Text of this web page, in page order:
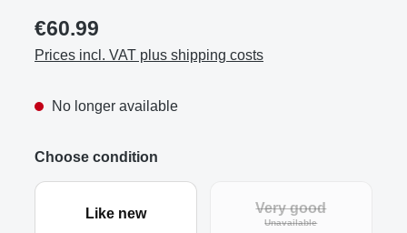
€60.99
Prices incl. VAT plus shipping costs
No longer available
Choose condition
Like new Very good
Unavailable(This option is